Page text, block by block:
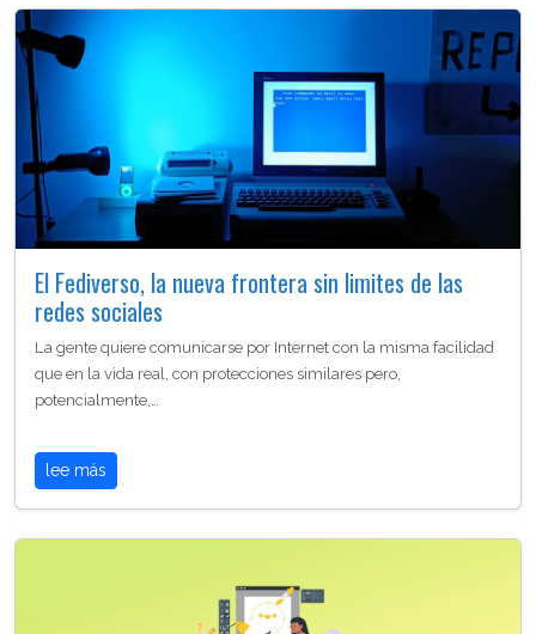
El Fediverso, la nueva frontera sin limites de las
redes sociales
La gente quiere comunicarse por Internet con la misma facilidad
que en la vida real, con protecciones similares pero,
potencialmente,…
lee más